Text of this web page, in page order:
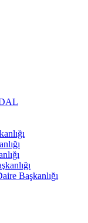
Başkanlığı